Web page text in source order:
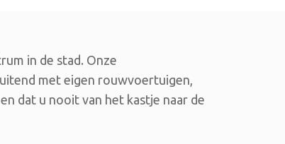
in de stad. Onze
met eigen rouwvoertuigen,
dat u nooit van het kastje naar de